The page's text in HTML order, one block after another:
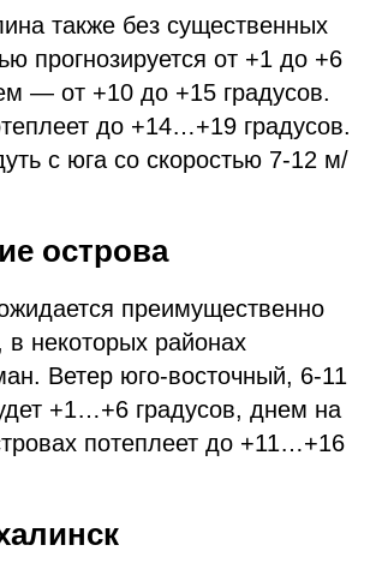
также без существенных
прогнозируется от +1 до +6
— от +10 до +15 градусов.
до +14…+19 градусов.
с юга со скоростью 7-12 м/
острова
преимущественно
в некоторых районах
Ветер юго-восточный, 6-11
+1…+6 градусов, днем на
потеплеет до +11…+16